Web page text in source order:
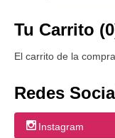
Tu Carrito
El carrito de la
Redes
Instagram